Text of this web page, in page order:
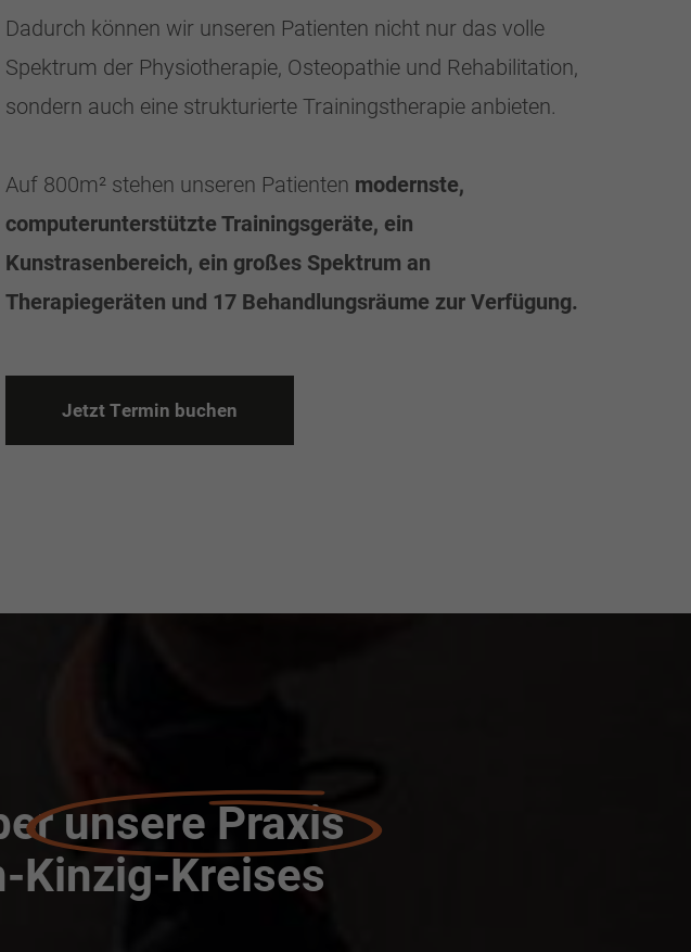
Dadurch können wir unseren Patienten nicht nur das volle
Spektrum der Physiotherapie, Osteopathie und Rehabilitation,
sondern auch eine strukturierte Trainingstherapie anbieten.
Auf 800m² stehen unseren Patienten modernste,
computerunterstützte Trainingsgeräte, ein
Kunstrasenbereich, ein großes Spektrum an
Therapiegeräten und 17 Behandlungsräume zur Verfügung.
Jetzt Termin buchen
unsere Praxis
Kinzig-Kreises